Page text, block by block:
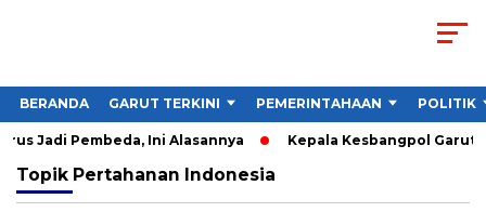
BERANDA GARUT TERKINI PEMERINTAHAAN POLITIK
Jadi Pembeda, Ini Alasannya Kepala Kesbangpol Garut
Topik Pertahanan Indonesia